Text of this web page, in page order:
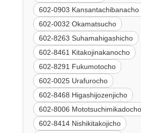
602-0903 Kansantachibanacho
602-0032 Okamatsucho
602-8263 Suhamahigashicho
602-8461 Kitakojinakanocho
602-8291 Fukumotocho
602-0025 Urafurocho
602-8468 Higashijozenjicho
602-8006 Mototsuchimikadocho
602-8414 Nishikitakojicho